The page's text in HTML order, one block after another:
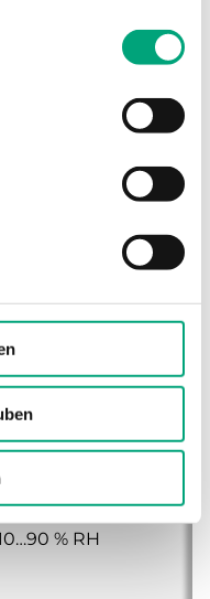
Flüssigkeitsgefüllte
Kupferkapillare
I
% RH